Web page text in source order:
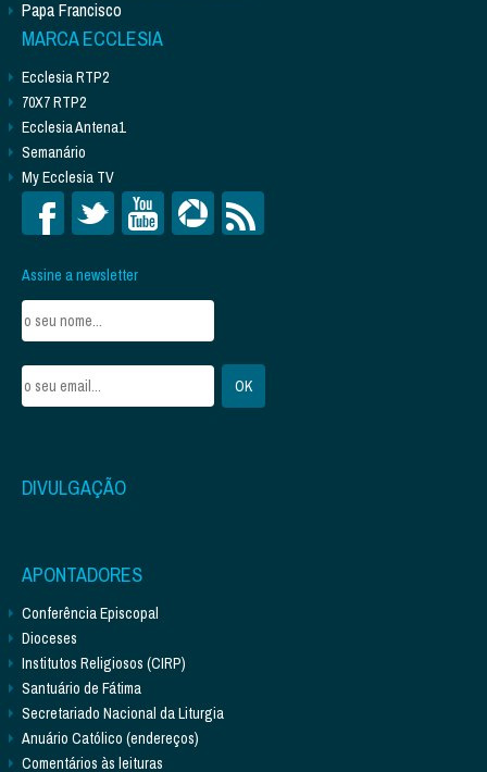
Papa Francisco
MARCA ECCLESIA
Ecclesia RTP2
70X7 RTP2
Ecclesia Antena1
Semanário
My Ecclesia TV
Assine a newsletter
DIVULGAÇÃO
APONTADORES
Conferência Episcopal
Dioceses
Institutos Religiosos (CIRP)
Santuário de Fátima
Secretariado Nacional da Liturgia
Anuário Católico (endereços)
Comentários às leituras